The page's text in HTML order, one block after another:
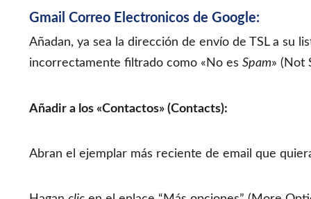
Gmail Correo Electronicos de Google:
Añadan, ya sea la dirección de envío de TSL a su
incorrectamente filtrado como «No es Spam» (Not
Añadir a los «Contactos» (Contacts):
Abran el ejemplar más reciente de email que